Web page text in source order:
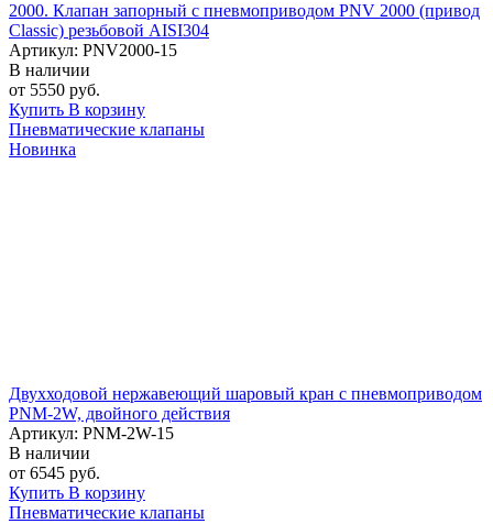
2000. Клапан запорный с пневмоприводом PNV 2000 (привод
Classic) резьбовой AISI304
Артикул: PNV2000-15
В наличии
от 5550 руб.
Купить В корзину
Пневматические клапаны
Новинка
Двухходовой нержавеющий шаровый кран с пневмоприводом
PNM-2W, двойного действия
Артикул: PNM-2W-15
В наличии
от 6545 руб.
Купить В корзину
Пневматические клапаны